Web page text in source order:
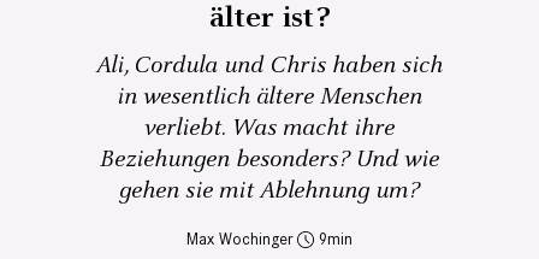
älter ist?
Ali, Cordula und Chris haben sich
in wesentlich ältere Menschen
verliebt. Was macht ihre
Beziehungen besonders? Und wie
gehen sie mit Ablehnung um?
Max Wochinger 9